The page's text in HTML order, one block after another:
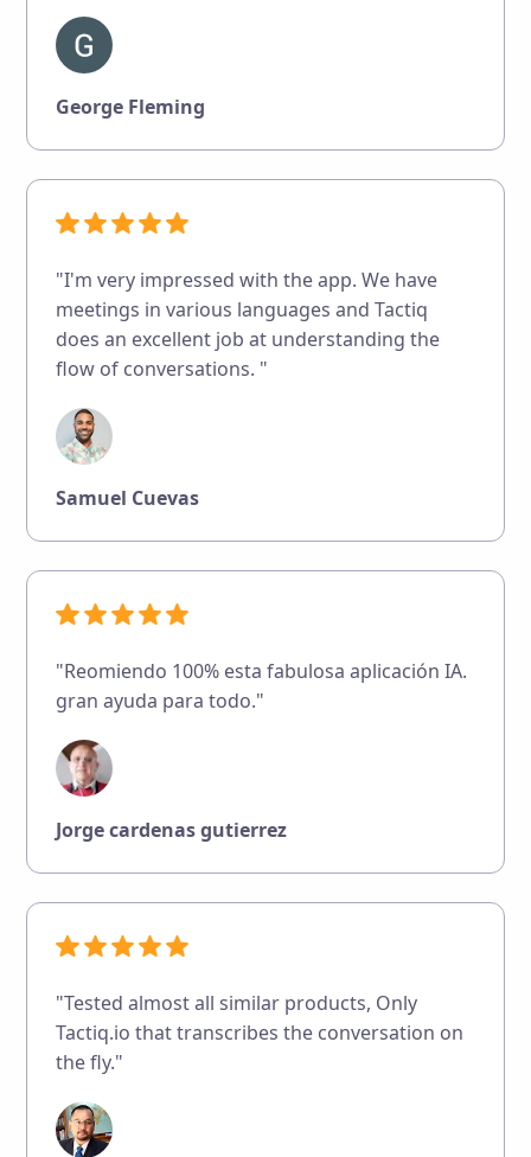
George Fleming
"I'm very impressed with the app. We have
meetings in various languages and Tactiq
does an excellent job at understanding the
flow of conversations. "
Samuel Cuevas
"Reomiendo 100% esta fabulosa aplicación IA.
gran ayuda para todo."
Jorge cardenas gutierrez
"Tested almost all similar products, Only
Tactiq.io that transcribes the conversation on
the fly."